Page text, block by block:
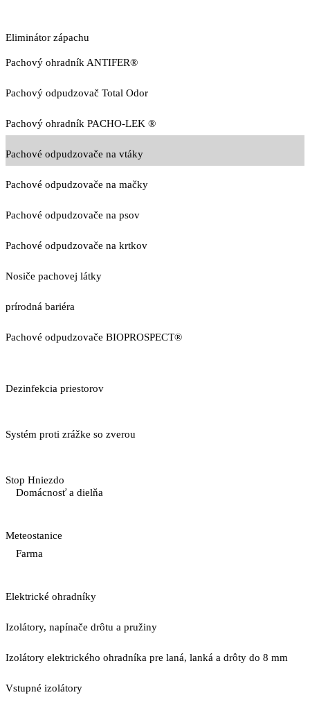
Eliminátor zápachu
Pachový ohradník ANTIFER®
Pachový odpudzovač Total Odor
Pachový ohradník PACHO-LEK ®
Pachové odpudzovače na vtáky
Pachové odpudzovače na mačky
Pachové odpudzovače na psov
Pachové odpudzovače na krtkov
Nosiče pachovej látky
prírodná bariéra
Pachové odpudzovače BIOPROSPECT®
Dezinfekcia priestorov
Systém proti zrážke so zverou
Stop Hniezdo
Domácnosť a dielňa
Meteostanice
Farma
Elektrické ohradníky
Izolátory, napínače drôtu a pružiny
Izolátory elektrického ohradníka pre laná, lanká a drôty do 8 mm
Vstupné izolátory